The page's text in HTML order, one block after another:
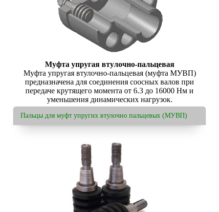
Муфта упругая втулочно-пальцевая
Муфта упругая втулочно-пальцевая (муфта МУВП)
предназначена для соединения соосных валов при
передаче крутящего момента от 6.3 до 16000 Нм и
уменьшения динамических нагрузок.
Пальцы для муфт упругих втулочно пальцевых (МУВП)